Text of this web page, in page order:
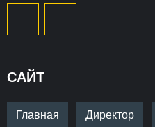
САЙТ
Главная Директор